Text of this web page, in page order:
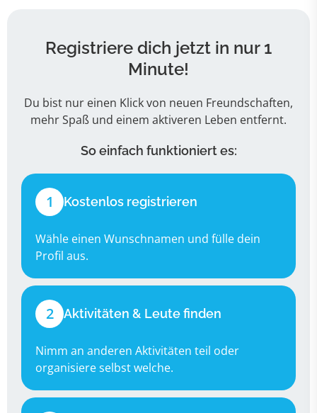
Registriere dich jetzt in nur 1
Minute!
Du bist nur einen Klick von neuen Freundschaften,
mehr Spaß und einem aktiveren Leben entfernt.
So einfach funktioniert es:
1 Kostenlos registrieren
Wähle einen Wunschnamen und fülle dein
Profil aus.
2 Aktivitäten & Leute finden
Nimm an anderen Aktivitäten teil oder
organisiere selbst welche.